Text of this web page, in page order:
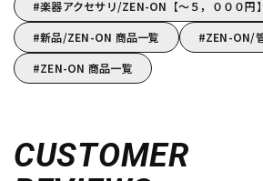
楽器アクセサリ/ZEN-ON【～５，０００円
新品/ZEN-ON 商品一覧
ZEN-ON/
ZEN-ON 商品一覧
CUSTOMER